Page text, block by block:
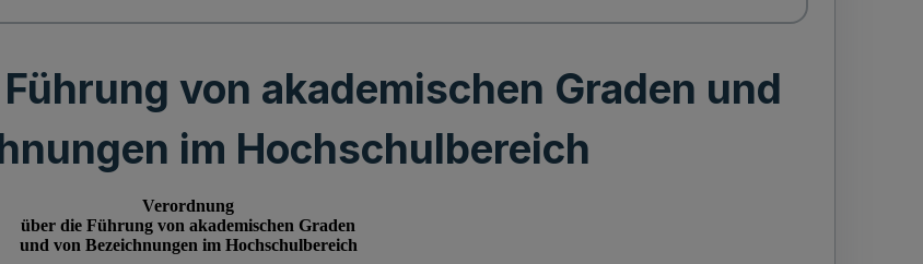
von akademischen Graden und
im Hochschulbereich